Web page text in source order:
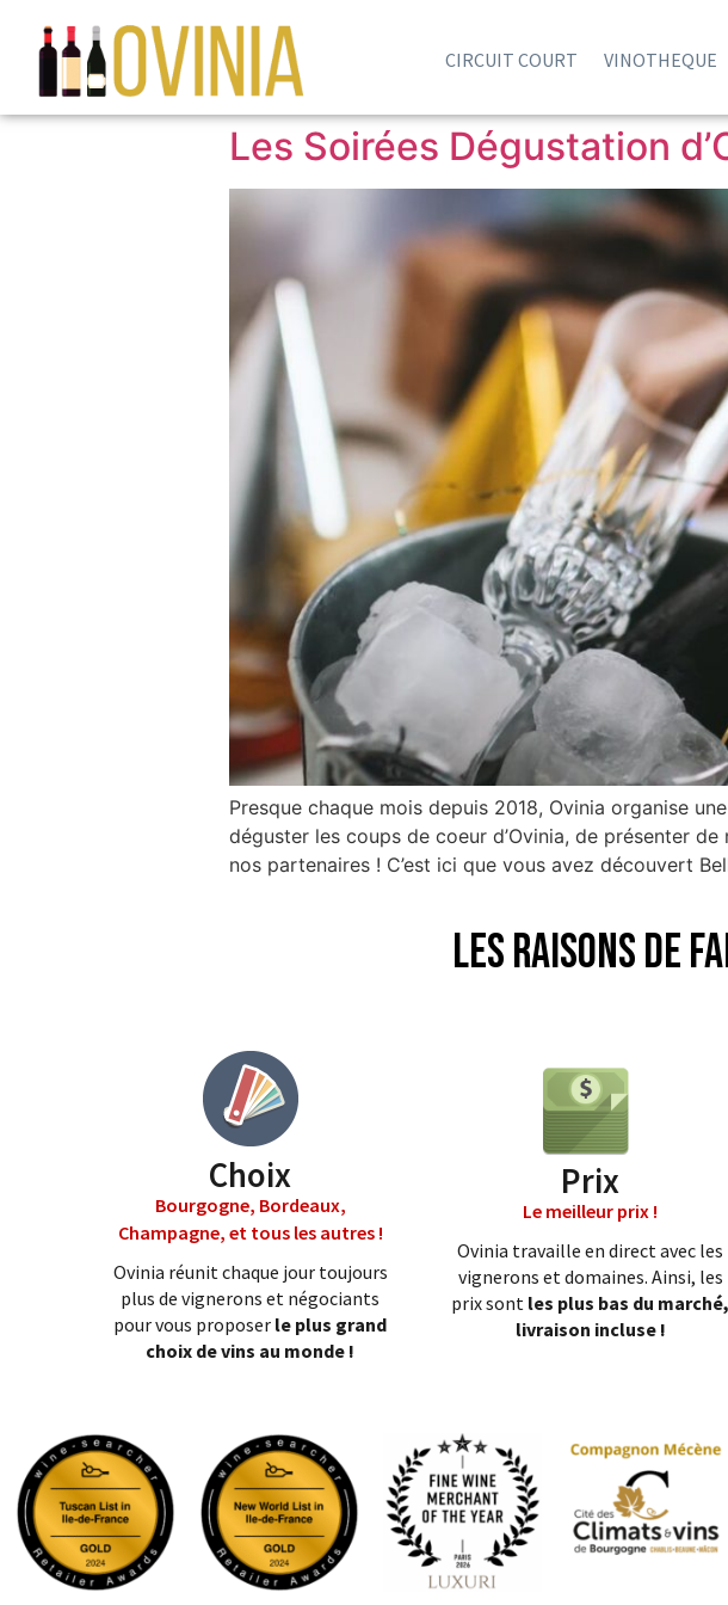
CIRCUIT COURT VINOTHEQUE
Les Soirées Dégustation
Presque chaque mois depuis 2018, Ovinia organise
déguster les coups de coeur d’Ovinia, de présenter
nos partenaires ! C’est ici que vous avez découvert
Les raisons de
Choix
Bourgogne, Bordeaux,
Champagne, et tous les autres !
Ovinia réunit chaque jour toujours
plus de vignerons et négociants
pour vous proposer le plus grand
choix de vins au monde !
Prix
Le meilleur prix !
Ovinia travaille en direct avec les
vignerons et domaines. Ainsi, les
prix sont les plus bas du marché,
livraison incluse !